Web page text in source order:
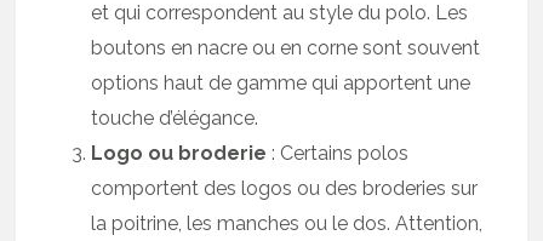
et qui correspondent au style du polo. Les
boutons en nacre ou en corne sont souvent
options haut de gamme qui apportent une
touche d’élégance.
Logo ou broderie : Certains polos
comportent des logos ou des broderies sur
la poitrine, les manches ou le dos. Attention,